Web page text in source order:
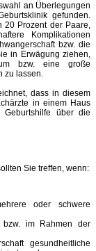
an Überlegungen
gefunden.
20 Prozent der Paare,
Komplikationen
bzw. die
in Erwägung ziehen,
bzw. eine große
zu lassen.
dass in diesem
in einem Haus
über die
Sie treffen, wenn:
oder schwere
bzw. im Rahmen der
gesundheitliche